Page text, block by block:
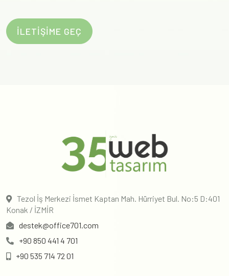
İLETİŞİME GEÇ
Tezol İş Merkezi İsmet Kaptan Mah. Hürriyet Bul. No:5 D:401
Konak / İZMİR
destek@office701.com
+90 850 441 4 701
+90 535 714 72 01